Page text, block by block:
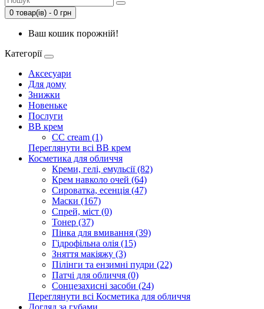
0 товар(ів) - 0 грн
Ваш кошик порожній!
Категорії
Аксесуари
Для дому
Знижки
Новеньке
Послуги
BB крем
CC cream (1)
Переглянути всі BB крем
Косметика для обличчя
Креми, гелі, емульсії (82)
Крем навколо очей (64)
Сироватка, есенція (47)
Маски (167)
Спрей, міст (0)
Тонер (37)
Пінка для вмивання (39)
Гідрофільна олія (15)
Зняття макіяжу (3)
Пілінги та ензимні пудри (22)
Патчі для обличчя (0)
Сонцезахисні засоби (24)
Переглянути всі Косметика для обличчя
Догляд за губами